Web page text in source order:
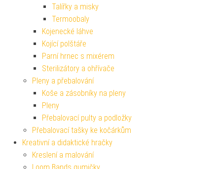
Talířky a misky
Termoobaly
Kojenecké láhve
Kojící polštáře
Parní hrnec s mixérem
Sterilizátory a ohřívače
Pleny a přebalování
Koše a zásobníky na pleny
Pleny
Přebalovací pulty a podložky
Přebalovací tašky ke kočárkům
Kreativní a didaktické hračky
Kreslení a malování